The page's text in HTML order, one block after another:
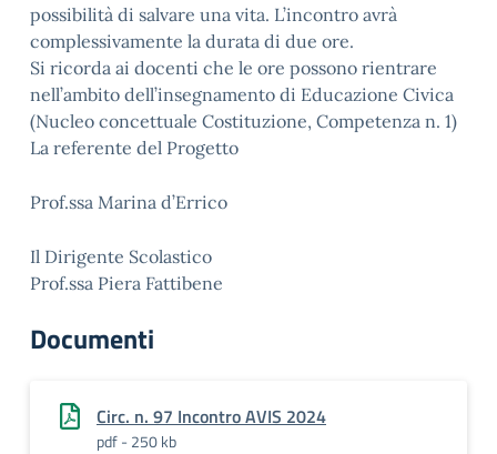
possibilità di salvare una vita. L’incontro avrà
complessivamente la durata di due ore.
Si ricorda ai docenti che le ore possono rientrare
nell’ambito dell’insegnamento di Educazione Civica
(Nucleo concettuale Costituzione, Competenza n. 1)
La referente del Progetto
Prof.ssa Marina d’Errico
Il Dirigente Scolastico
Prof.ssa Piera Fattibene
Documenti
Circ. n. 97 Incontro AVIS 2024
pdf - 250 kb